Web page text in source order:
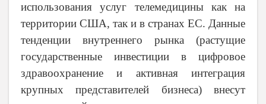
использования услуг телемедицины как на
территории США, так и в странах ЕС. Данные
тенденции внутреннего рынка (растущие
государственные инвестиции в цифровое
здравоохранение и активная интеграция
крупных представителей бизнеса) внесут